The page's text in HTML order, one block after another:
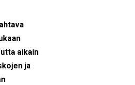
aikain
ja